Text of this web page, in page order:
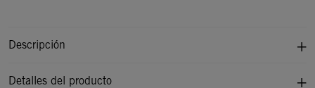
Descripción
Detalles del producto